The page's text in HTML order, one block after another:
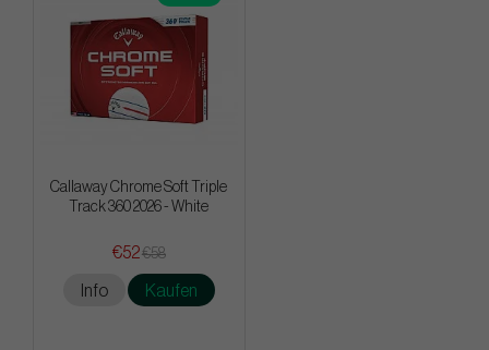
Callaway Chrome Soft Triple
Track 360 2026 - White
€52€58
Info Kaufen